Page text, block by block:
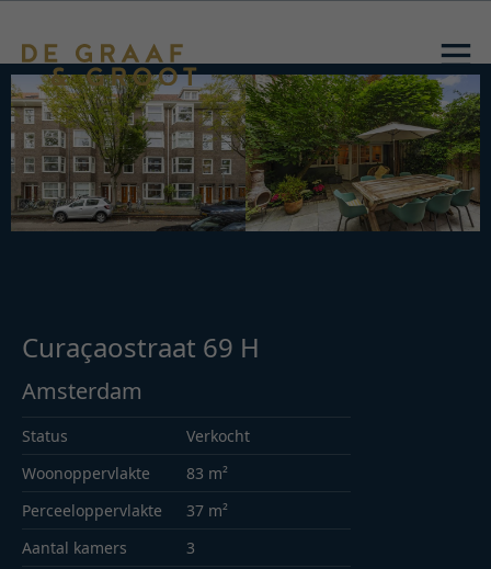
Curaçaostraat 69 H
Amsterdam
Status
Verkocht
Woonoppervlakte
83 m²
Perceeloppervlakte
37 m²
Aantal kamers
3